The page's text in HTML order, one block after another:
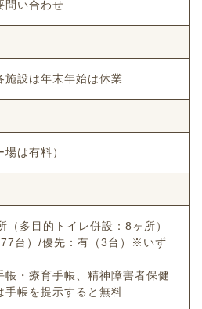
問い合わせ
施設は年末年始は休業
は有料）
（多目的トイレ併設：8ヶ所）
台）/優先：有（3台）※いず
・療育手帳、精神障害者保健
手帳を提示すると無料